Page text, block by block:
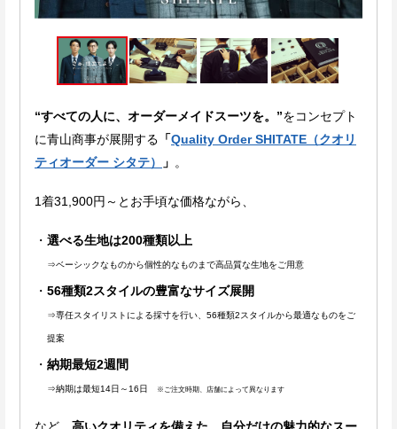
“すべての人に、オーダーメイドスーツを。”をコンセプト
に青山商事が展開する 「Quality Order SHITATE（クオリ
ティオーダー シタテ）
」 。
1着31,900円～とお手頃な価格ながら、
選べる生地は200種類以上
⇒ベーシックなものから個性的なものまで高品質な生地をご用意
56種類2スタイルの豊富なサイズ展開
⇒専任スタイリストによる採寸を行い、56種類2スタイルから最適なものをご
提案
納期最短2週間
⇒納期は最短14日～16日 ※ご注文時期、店舗によって異なります